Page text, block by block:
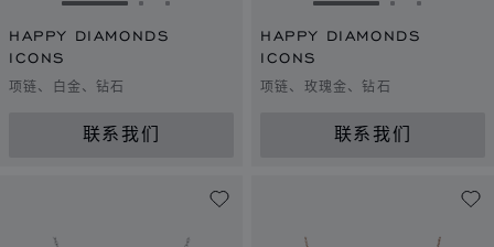
转到幻灯片 1转到幻灯片 2
转到幻灯片 3
HAPPY DIAMONDS
ICONS
项链、白金、钻石
联系我们
转到幻灯片 1转到幻灯
转到幻
HAPPY DIAMONDS
ICONS
项链、玫瑰金、钻石
联系我们